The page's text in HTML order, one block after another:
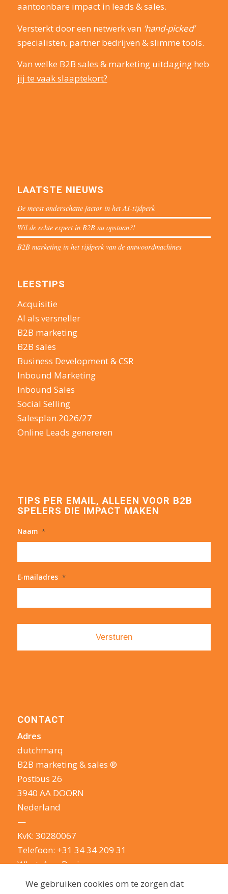
aantoonbare impact in leads & sales.
Versterkt door een netwerk van ‘hand-picked’
specialisten, partner bedrijven & slimme tools.
Van welke B2B sales & marketing uitdaging heb
jij te vaak slaaptekort?
LAATSTE NIEUWS
De meest onderschatte factor in het AI-tijdperk
Wil de echte expert in B2B nu opstaan?!
B2B marketing in het tijdperk van de antwoordmachines
LEESTIPS
Acquisitie
AI als versneller
B2B marketing
B2B sales
Business Development & CSR
Inbound Marketing
Inbound Sales
Social Selling
Salesplan 2026/27
Online Leads genereren
TIPS PER EMAIL, ALLEEN VOOR B2B
SPELERS DIE IMPACT MAKEN
Naam *
E-mailadres *
CONTACT
Adres
dutchmarq
B2B marketing & sales ®
Postbus 26
3940 AA DOORN
Nederland
—
KvK: 30280067
Telefoon: +31 34 34 209 31
WhatsApp Business
E-mail:
info@dutchmarq.nl
We gebruiken cookies om te zorgen dat